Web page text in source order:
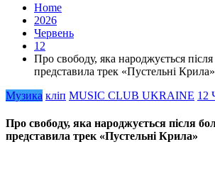
Home
2026
Червень
12
Про свободу, яка народжується
представила трек «Пустельні Крила»
Музика кліп MUSIC CLUB UKRAINE 12
Про свободу, яка народжується після
представила трек «Пустельні Крила»